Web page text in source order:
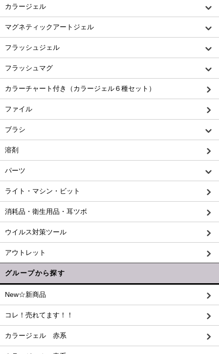
カラージェル
マグネティックアートジェル
フラッシュジェル
フラッシュマグ
カラーチャート付き（カラージェル６種セット）
ファイル
ブラシ
溶剤
パーツ
ライト・マシン・ビット
消耗品・衛生用品・耳ツボ
ウイルス対策ツール
アウトレット
グループから探す
New☆新商品
コレ！売れてます！！
カラージェル 赤系